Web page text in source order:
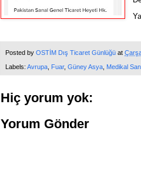
Posted by OSTİM Dış Ticaret Günlüğü at
Labels: Avrupa, Fuar, Güney Asya, Medikal
Hiç yorum yok:
Yorum Gönder